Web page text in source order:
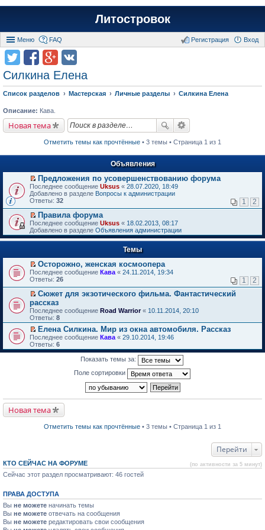
Литостровок
Меню FAQ Вход
Регистрация
Силкина Елена
Список разделов Мастерская Личные разделы Силкина Елена
Описание: Кава.
Новая тема
Отметить темы как прочтённые • 3 темы • Страница 1 из 1
Объявления
П
е
р
й
т
и
к
п
в
о
м
у
н
е
п
р
о
ч
и
т
а
н
о
о
б
щ
Предложения по усовершенствованию форума
Последнее сообщение Uksus « 28.07.2020, 18:49
Добавлено в разделе Вопросы к администрации
Ответы: 32 1 2
П
е
р
е
т
и
к
п
р
о
м
у
н
е
п
р
н
о
м
е
н
и
Правила форума
Последнее сообщение Uksus « 18.02.2013, 08:17
Добавлено в разделе Объявления администрации
Темы
П
е
е
й
т
и
к
п
е
р
в
р
о
ч
и
м
у
с
о
б
щ
е
и
Осторожно, женская космоопера
Последнее сообщение Кава « 24.11.2014, 19:34
Ответы: 26 1 2
П
е
р
е
й
т
и
к
у
е
а
н
н
м
у
с
о
о
Сюжет для экзотического фильма. Фантастический
рассказ
Последнее сообщение Road Warrior« 10.11.2014, 20:10
Ответы: 8
П
е
р
е
в
р
о
ч
т
а
н
н
о
Елена Силкина. Мир из окна автомобиля. Рассказ
Последнее сообщение Кава « 29.10.2014, 19:46
Ответы: 6
Показать темы за:
Поле сортировки
Новая тема
Отметить темы как прочтённые • 3 темы • Страница 1 из 1
Перейти
КТО СЕЙЧАС НА ФОРУМЕ (по активности за 5 минут)
Сейчас этот раздел просматривают: 46 гостей
ПРАВА ДОСТУПА
Вы не можете начинать темы
Вы не можете отвечать на сообщения
Вы не можете редактировать свои сообщения